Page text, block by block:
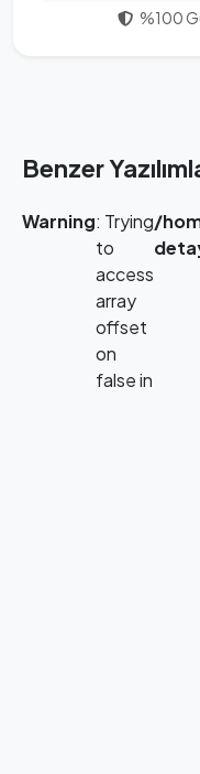
%100
Benzer
Warning: Trying
to
access
array
offset
on
false in
/